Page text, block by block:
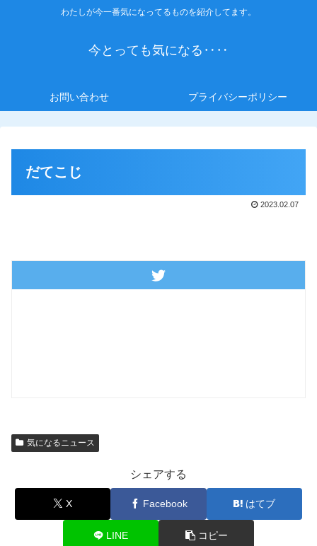
わたしが今一番気になってるものを紹介してます。
今とっても気になる‥‥
お問い合わせ プライバシーポリシー
だてこじ
2023.02.07
気になるニュース
シェアする
X Facebook はてブ
LINE コピー